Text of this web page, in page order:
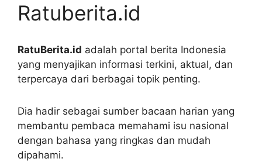
Ratuberita.id
RatuBerita.id adalah portal berita Indonesia
yang menyajikan informasi terkini, aktual, dan
terpercaya dari berbagai topik penting.
Dia hadir sebagai sumber bacaan harian yang
membantu pembaca memahami isu nasional
dengan bahasa yang ringkas dan mudah
dipahami.